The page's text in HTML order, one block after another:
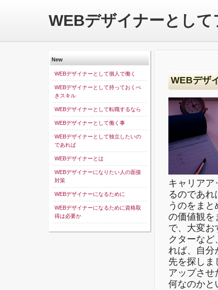
WEBデザイナーとし
New
WEBデザイナーとして個人で働く
WEBデザイナーとして持っておくべ
きスキル
WEBデザイナーとして転職するなら
WEBデザイナーとして働く事
WEBデザイナーとして独立したいの
であれば
WEBデザイナーとは
WEBデザイナーになりたい人の面接
対策
WEBデザイナーになるために
WEBデザイナーになるために資格取
得は必要か
WEBデザ
キャリア
るのであ
うのをま
の価値観を
で、大変お
クターな
れば、自分
先を探しま
アップさ
何なのかと